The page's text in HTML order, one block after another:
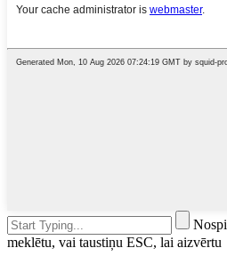
meklētu, vai taustiņu ESC, lai aizvērtu